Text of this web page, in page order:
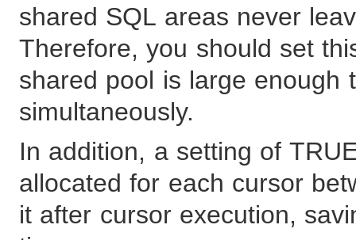
shared SQL areas never
Therefore, you should set
shared pool is large enough
simultaneously.
In addition, a setting of
allocated for each cursor
it after cursor execution,